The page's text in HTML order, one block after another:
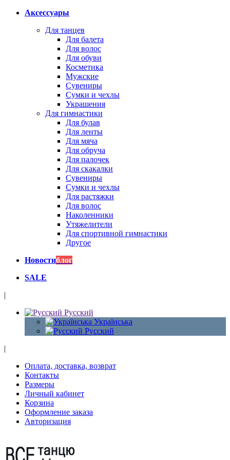
Аксессуары
Для танцев
Для балета
Для волос
Для обуви
Косметика
Мужские
Сувениры
Сумки и чехлы
Украшения
Для гимнастики
Для булав
Для ленты
Для мяча
Для обруча
Для палочек
Для скакалки
Сувениры
Сумки и чехлы
Для растяжки
Для волос
Наколенники
Утяжелители
Для спортивной гимнастики
Другое
Новостиблог
SALE
|
Русский
Українська
Русский
|
Оплата, доставка, возврат
Контакты
Размеры
Личный кабинет
Корзина
Оформление заказа
Авторизация